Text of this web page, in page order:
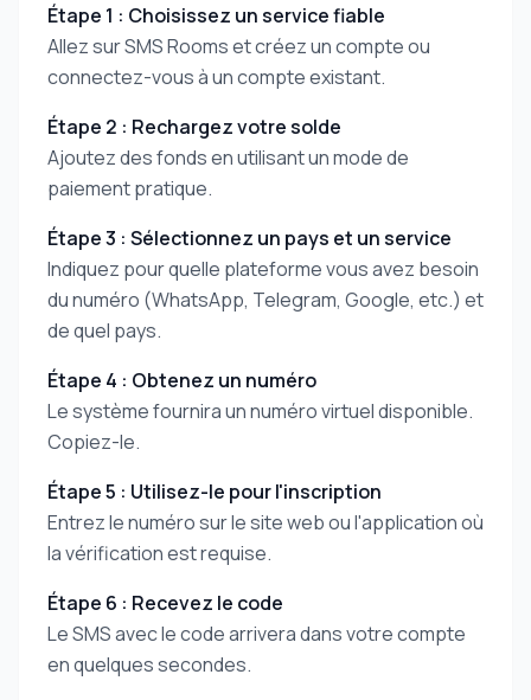
Étape 1 : Choisissez un service fiable
Allez sur SMS Rooms et créez un compte ou
connectez-vous à un compte existant.
Étape 2 : Rechargez votre solde
Ajoutez des fonds en utilisant un mode de
paiement pratique.
Étape 3 : Sélectionnez un pays et un service
Indiquez pour quelle plateforme vous avez besoin
du numéro (WhatsApp, Telegram, Google, etc.) et
de quel pays.
Étape 4 : Obtenez un numéro
Le système fournira un numéro virtuel disponible.
Copiez-le.
Étape 5 : Utilisez-le pour l'inscription
Entrez le numéro sur le site web ou l'application où
la vérification est requise.
Étape 6 : Recevez le code
Le SMS avec le code arrivera dans votre compte
en quelques secondes.